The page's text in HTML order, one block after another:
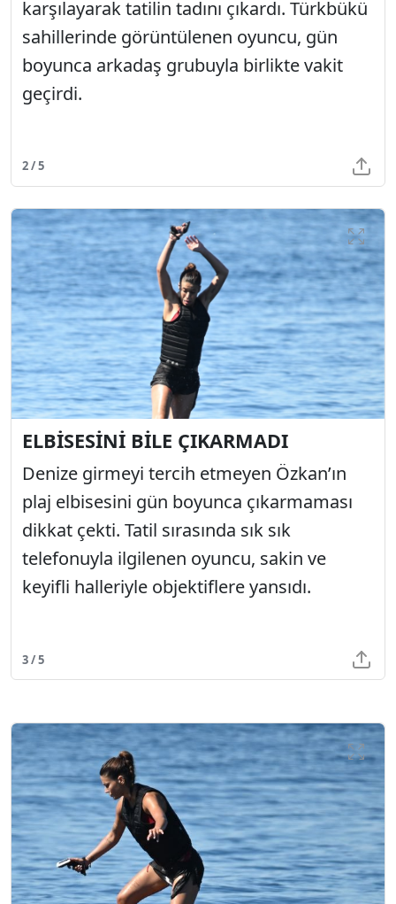
karşılayarak tatilin tadını çıkardı. Türkbükü
sahillerinde görüntülenen oyuncu, gün
boyunca arkadaş grubuyla birlikte vakit
geçirdi.
2 / 5
ELBİSESİNİ BİLE ÇIKARMADI
Denize girmeyi tercih etmeyen Özkan’ın
plaj elbisesini gün boyunca çıkarmaması
dikkat çekti. Tatil sırasında sık sık
telefonuyla ilgilenen oyuncu, sakin ve
keyifli halleriyle objektiflere yansıdı.
3 / 5